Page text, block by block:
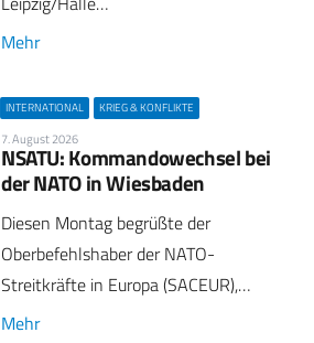
Mehr
INTERNATIONAL KRIEG & KONFLIKTE
7. August 2026
NSATU: Kommandowechsel bei
der NATO in Wiesbaden
Diesen Montag begrüßte der
Oberbefehlshaber der NATO-
Streitkräfte in Europa (SACEUR),…
Mehr